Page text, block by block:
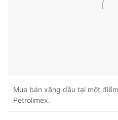
Mua bán xăng dầu tại một
Petrolimex.